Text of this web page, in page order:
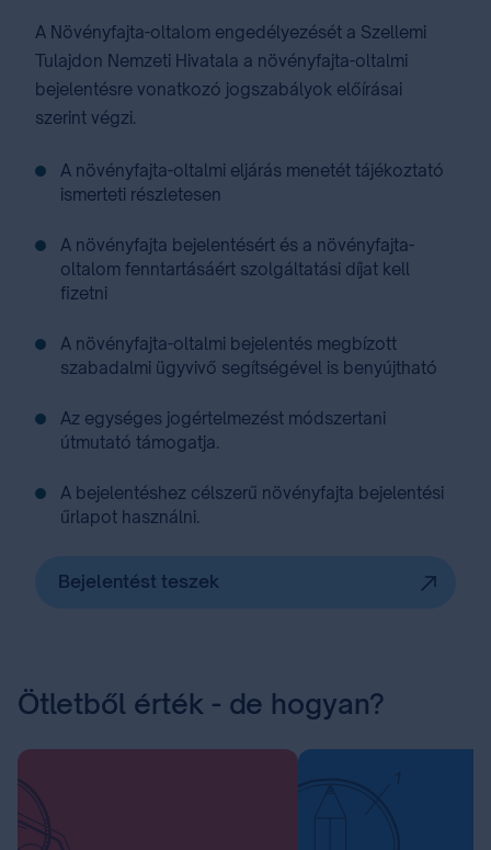
A Növényfajta-oltalom engedélyezését a Szellemi
Tulajdon Nemzeti Hivatala a növényfajta-oltalmi
bejelentésre vonatkozó jogszabályok előírásai
szerint végzi.
A növényfajta-oltalmi eljárás menetét ⁣tájékoztató⁣
ismerteti részletesen
A növényfajta bejelentésért és a növényfajta-
oltalom fenntartásáért szolgáltatási ⁣díjat⁣ kell
fizetni
A növényfajta-oltalmi bejelentés megbízott
⁣szabadalmi ügyvivő⁣ segítségével is benyújtható
Az egységes jogértelmezést ⁣módszertani
útmutató⁣ támogatja.
A bejelentéshez célszerű ⁣növényfajta bejelentési
űrlapot ⁣használni.
Bejelentést teszek
Ötletből érték - de hogyan?